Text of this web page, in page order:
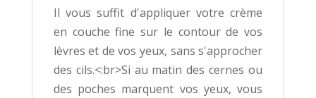
Il vous suffit d'appliquer votre crème
en couche fine sur le contour de vos
lèvres et de vos yeux, sans s'approcher
des cils.<:br>Si au matin des cernes ou
des poches marquent vos yeux, vous